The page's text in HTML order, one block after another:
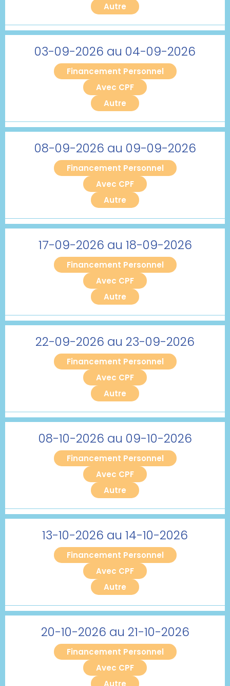
Autre
03-09-2026 au 04-09-2026
Financement Personnel
Avec CPF
Autre
08-09-2026 au 09-09-2026
Financement Personnel
Avec CPF
Autre
17-09-2026 au 18-09-2026
Financement Personnel
Avec CPF
Autre
22-09-2026 au 23-09-2026
Financement Personnel
Avec CPF
Autre
08-10-2026 au 09-10-2026
Financement Personnel
Avec CPF
Autre
13-10-2026 au 14-10-2026
Financement Personnel
Avec CPF
Autre
20-10-2026 au 21-10-2026
Financement Personnel
Avec CPF
Autre